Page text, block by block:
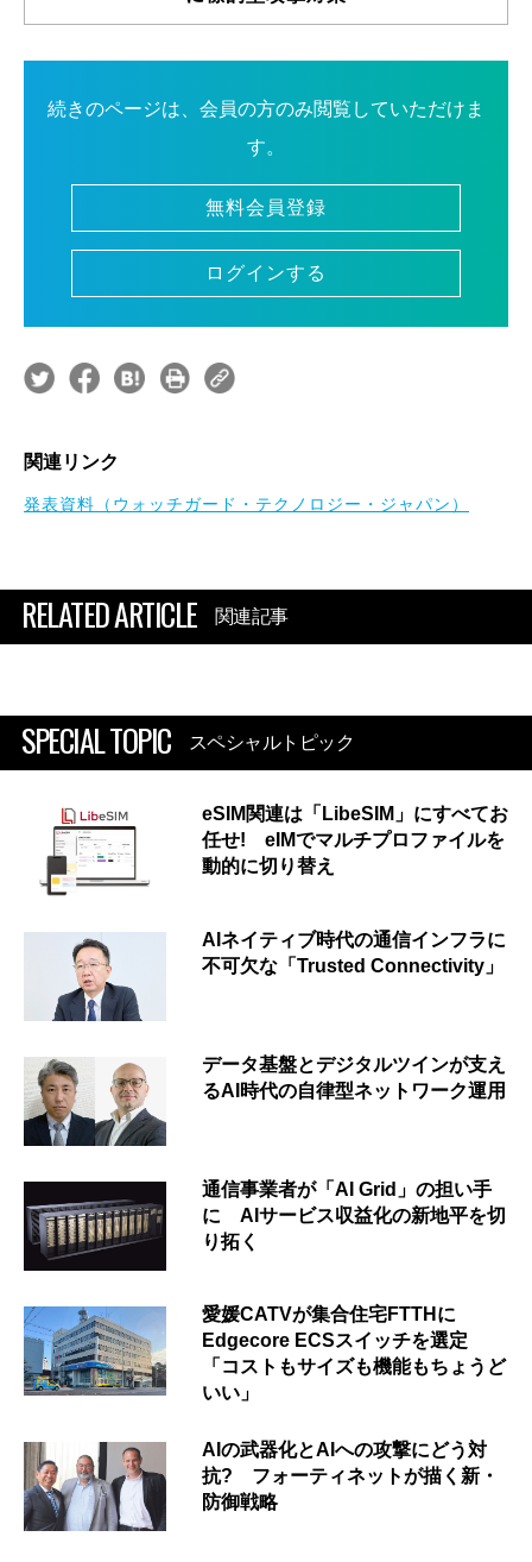
続きのページは、会員の方のみ閲覧していただけま
す。
無料会員登録
ログインする
関連リンク
発表資料（ウォッチガード・テクノロジー・ジャパン）
RELATED ARTICLE 関連記事
SPECIAL TOPIC スペシャルトピック
eSIM関連は「LibeSIM」にすべてお
任せ! eIMでマルチプロファイルを
動的に切り替え
AIネイティブ時代の通信インフラに
不可欠な「Trusted Connectivity」
データ基盤とデジタルツインが支え
るAI時代の自律型ネットワーク運用
通信事業者が「AI Grid」の担い手
に AIサービス収益化の新地平を切
り拓く
愛媛CATVが集合住宅FTTHに
Edgecore ECSスイッチを選定
「コストもサイズも機能もちょうど
いい」
AIの武器化とAIへの攻撃にどう対
抗? フォーティネットが描く新・
防御戦略